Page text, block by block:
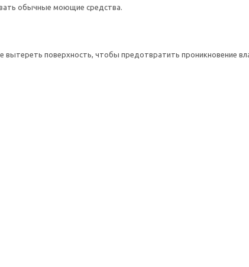
обычные моющие средства.
поверхность, чтобы предотвратить проникновение